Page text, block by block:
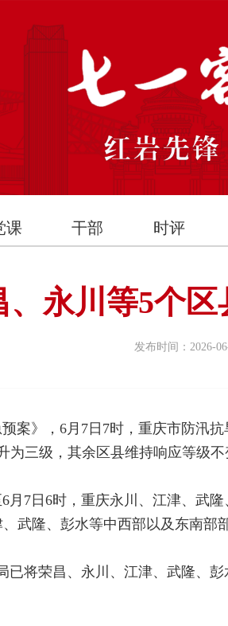
课 干部 时评
永川等5个
发布时间：2026-
案》，6月7日7时，重庆市防汛
为三级，其余区县维持响应等级不
月7日6时，重庆永川、江津、武
武隆、彭水等中西部以及东南部
已将荣昌、永川、江津、武隆、